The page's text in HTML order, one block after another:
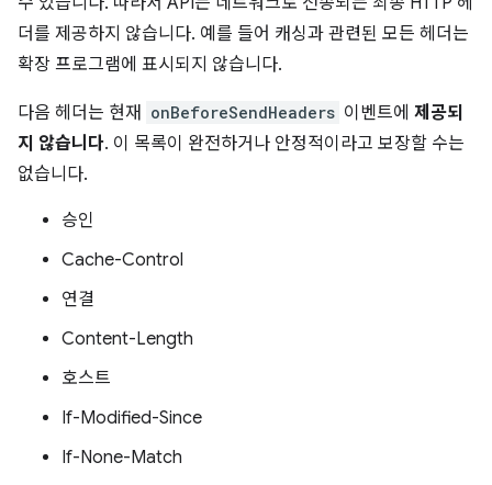
더를 제공하지 않습니다. 예를 들어 캐싱과 관련된 모든 헤더는
확장 프로그램에 표시되지 않습니다.
다음 헤더는 현재 onBeforeSendHeaders 이벤트에 제공되
지 않습니다. 이 목록이 완전하거나 안정적이라고 보장할 수는
없습니다.
승인
Cache-Control
연결
Content-Length
호스트
If-Modified-Since
If-None-Match